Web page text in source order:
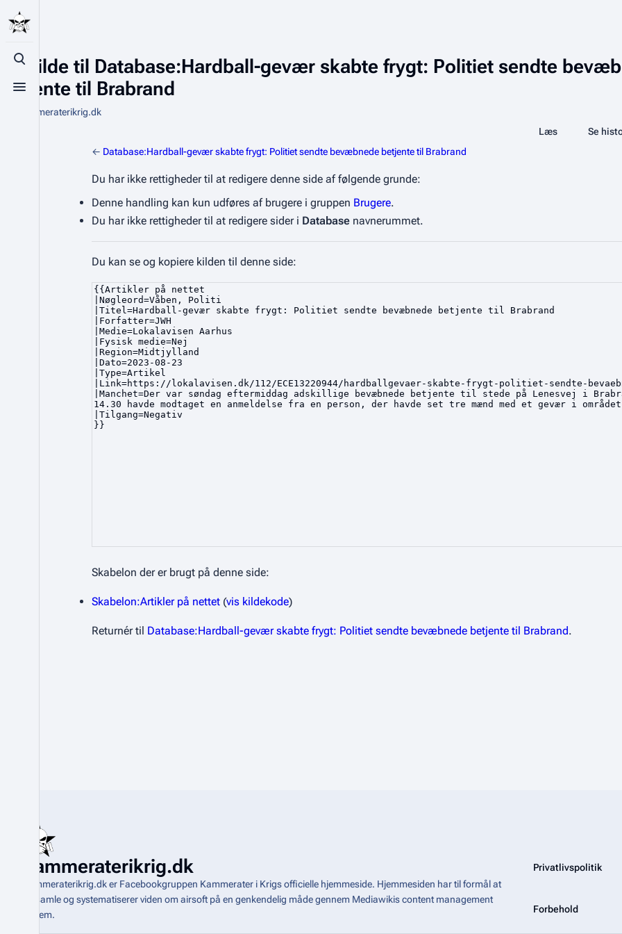
Toggle search
Toggle menu
Se kilde til Database:Hardball-gevær skabte frygt: Politiet sendte
betjente til Brabrand
Fra Kammeraterikrig.dk
Visninger
Læs
Vis kilde Se
← Database:Hardball-gevær skabte frygt: Politiet sendte bevæbnede betjente til Brabrand
Du har ikke rettigheder til at redigere denne side af følgende grunde:
Denne handling kan kun udføres af brugere i gruppen Brugere.
Du har ikke rettigheder til at redigere sider i Database navnerummet.
Du kan se og kopiere kilden til denne side:
Skabelon der er brugt på denne side:
Skabelon:Artikler på nettet (vis kildekode)
Returnér til Database:Hardball-gevær skabte frygt: Politiet sendte bevæbnede betjente til Brabrand.
Kammeraterikrig.dk
Kammeraterikrig.dk er Facebookgruppen Kammerater i Krigs officielle hjemmeside. Hjemmesiden har til formål at
indsamle og systematiserer viden om airsoft på en genkendelig måde gennem Mediawikiscontent management
system.
Privatlivspolitik
Forbehold